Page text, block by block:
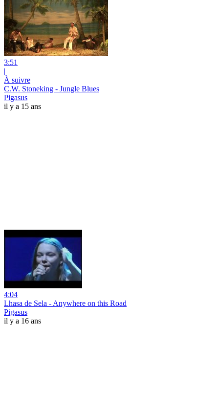
3:51
|
À suivre
C.W. Stoneking - Jungle Blues
Pigasus
il y a 15 ans
4:04
Lhasa de Sela - Anywhere on this Road
Pigasus
il y a 16 ans